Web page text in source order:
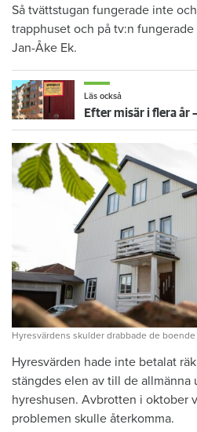
Så tvättstugan fungerade inte
trapphuset och på tv:n
Jan-Åke Ek.
Läs också
Hyresvärdens skulder drabbade de boende
Hyresvärden hade inte betalat
stängdes elen av till de allmänna
hyreshusen. Avbrotten i oktober
problemen skulle återkomma.